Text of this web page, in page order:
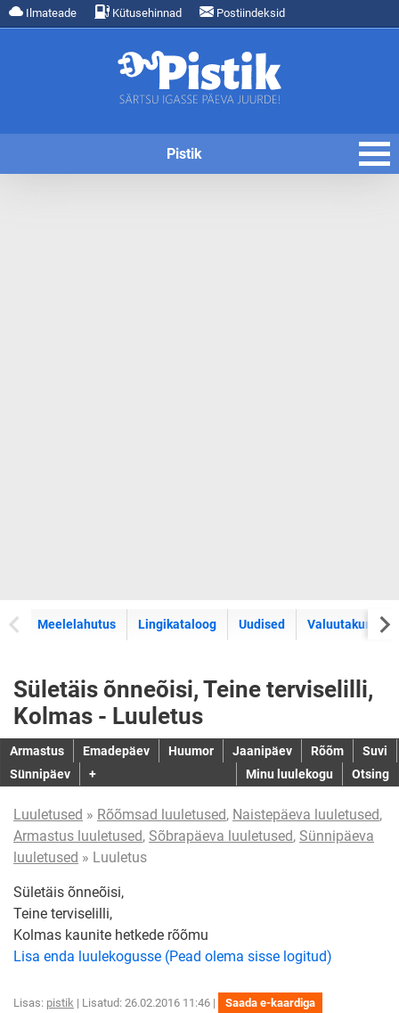
Ilmateade Kütusehinnad Postiindeksid
Pistik
Meelelahutus Lingikataloog Uudised Valuutakursid
Sületäis õnneõisi, Teine terviselilli,
Kolmas - Luuletus
Armastus Emadepäev Huumor Jaanipäev Rõõm
Suvi
Sünnipäev
+ Minu luulekogu Otsing
Luuletused » Rõõmsad luuletused, Naistepäeva luuletused,
Armastus luuletused, Sõbrapäeva luuletused, Sünnipäeva
luuletused » Luuletus
Sületäis õnneõisi,
Teine terviselilli,
Kolmas kaunite hetkede rõõmu
Lisa enda luulekogusse (Pead olema sisse logitud)
Lisas: pistik | Lisatud: 26.02.2016 11:46 | Saada e-kaardiga